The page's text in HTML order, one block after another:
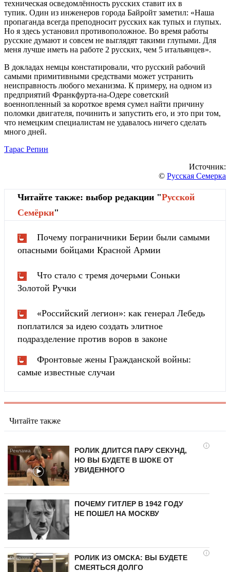
техническая осведомлённость русских ставит их в
тупик. Один из инженеров города Байройт заметил: «Наша
пропаганда всегда преподносит русских как тупых и глупых.
Но я здесь установил противоположное. Во время работы
русские думают и совсем не выглядят такими глупыми. Для
меня лучше иметь на работе 2 русских, чем 5 итальянцев».
В докладах немцы констатировали, что русский рабочий
самыми примитивными средствами может устранить
неисправность любого механизма. К примеру, на одном из
предприятий Франкфурта-на-Одере советский
военнопленный за короткое время сумел найти причину
поломки двигателя, починить и запустить его, и это при том,
что немецким специалистам не удавалось ничего сделать
много дней.
Тарас Репин
Источник:
© Русская Семерка
Читайте также: выбор редакции "Русской
Cемёрки"
Почему пограничники Берии были самыми
опасными бойцами Красной Армии
Что стало с тремя дочерьми Соньки
Золотой Ручки
«Российский легион»: как генерал Лебедь
поплатился за идею создать элитное
подразделение против воров в законе
Фронтовые жены Гражданской войны:
самые известные случаи
Читайте также
i
РОЛИК ДЛИТСЯ ПАРУ СЕКУНД,
НО ВЫ БУДЕТЕ В ШОКЕ ОТ
УВИДЕННОГО
ПОЧЕМУ ГИТЛЕР В 1942 ГОДУ
НЕ ПОШЕЛ НА МОСКВУ
i
РОЛИК ИЗ ОМСКА: ВЫ БУДЕТЕ
СМЕЯТЬСЯ ДОЛГО